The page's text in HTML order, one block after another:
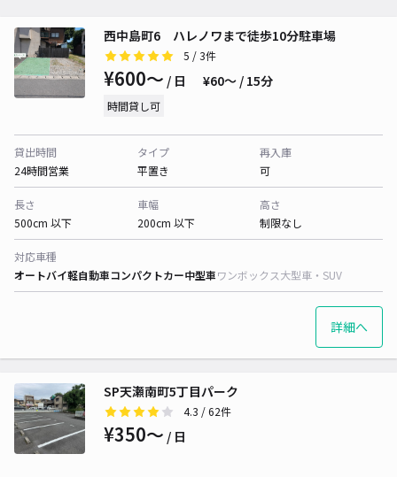
西中島町6 ハレノワまで徒歩10分駐車場
5 / 3件
¥600〜 / 日 ¥60〜 / 15分
時間貸し可
貸出時間
24時間営業
タイプ
平置き
再入庫
可
長さ
500cm 以下
車幅
200cm 以下
高さ
制限なし
対応車種
オートバイ軽自動車コンパクトカー中型車ワンボックス大型車・SUV
詳細へ
SP天瀬南町5丁目パーク
4.3 / 62件
¥350〜 / 日